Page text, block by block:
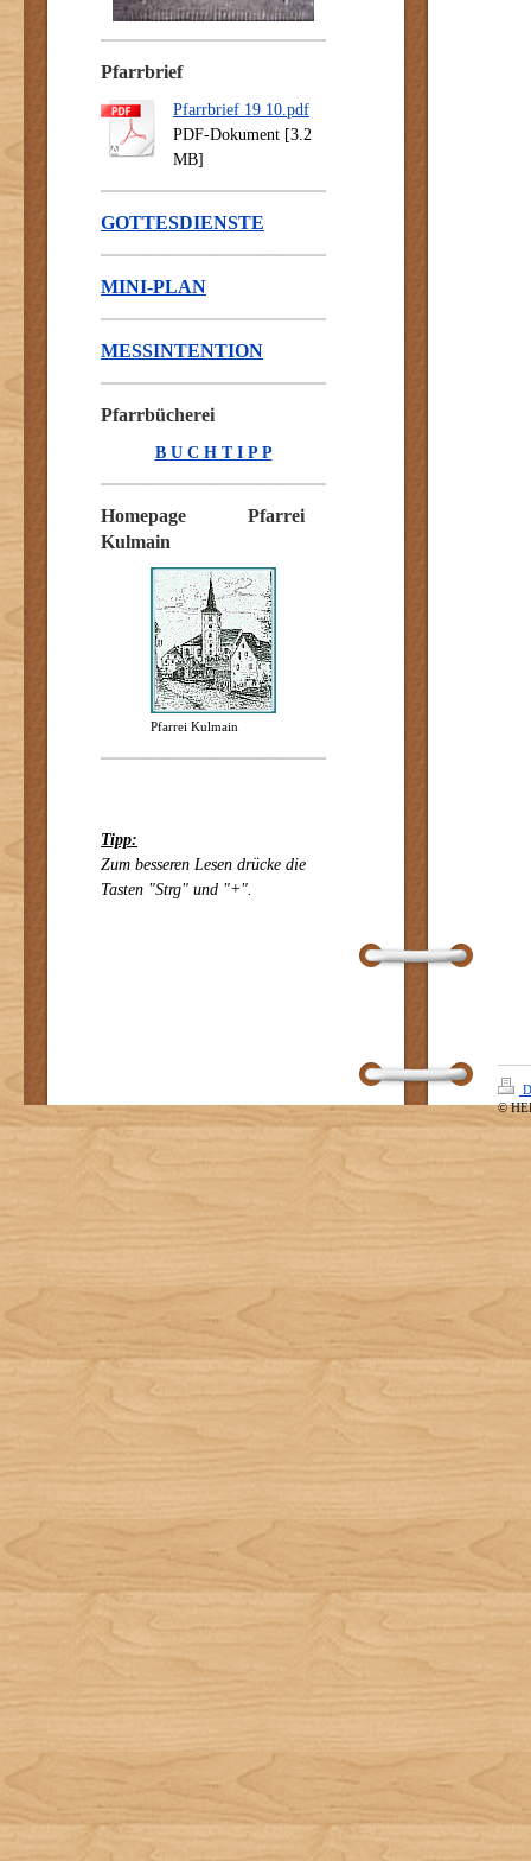
Pfarrbrief
Pfarrbrief 19 10.pdf
PDF-Dokument [3.2
MB]
GOTTESDIENSTE
MINI-PLAN
MESSINTENTION
Pfarrbücherei
B U C H T I P P
Homepage Pfarrei
Kulmain
Pfarrei Kulmain
Tipp:
Zum besseren Lesen drücke die
Tasten "Strg" und "+".
©